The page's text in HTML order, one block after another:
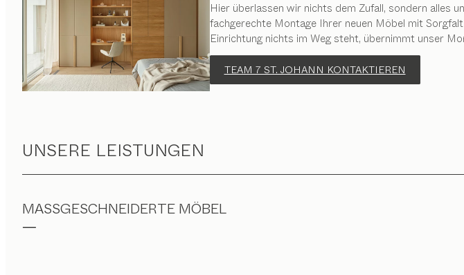
Hier überlassen wir nichts dem Zufall, sondern alles
fachgerechte Montage Ihrer neuen Möbel mit
Einrichtung nichts im Weg steht, übernimmt unser
TEAM 7 ST. JOHANN KONTAKTIEREN
UNSERE LEISTUNGEN
MASSGESCHNEIDERTE MÖBEL